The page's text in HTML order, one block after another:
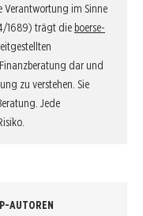
im Sinne
1689) trägt die boerse-
dar und
zu verstehen. Sie
Jede
AUTOREN